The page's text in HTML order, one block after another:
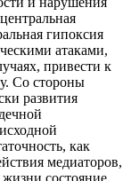
гипоксия
атаками,
привести к
Со стороны
развития
как
медиаторов,